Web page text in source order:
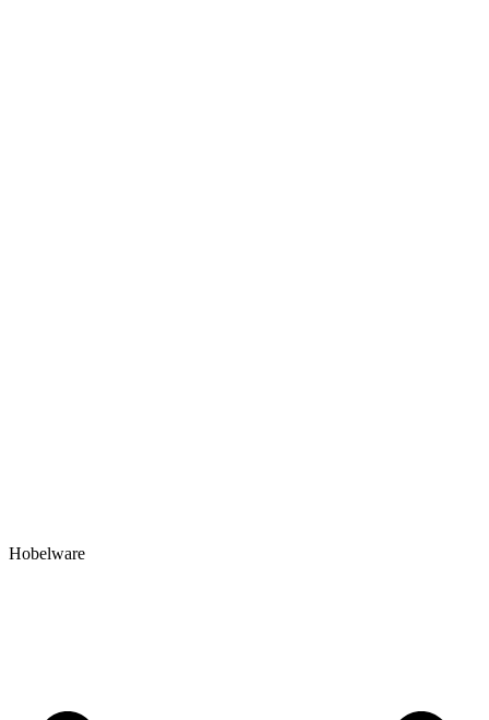
Hobelware